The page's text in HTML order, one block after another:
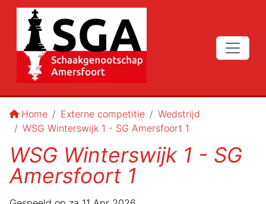
Home Externe competitie
Wedstrijd
WSG Winterswijk 1 - SG Amersfoort 1
WSG Winterswijk 1 - SG
Amersfoort 1